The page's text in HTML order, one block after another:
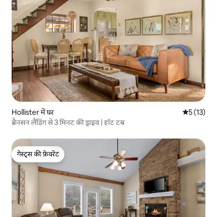
Hollister में घर औसत रेटिंग
5 (13)
ब्रैनसन लैंडिंग से 3 मिनट की ड्राइव | हॉट टब
गेस्ट्स की फ़ेवरेट
गेस्ट्स की फ़ेवरेट